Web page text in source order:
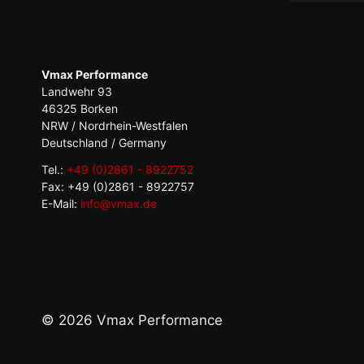
Vmax Performance
Landwehr 93
46325 Borken
NRW / Nordrhein-Westfalen
Deutschland / Germany
Tel.: +49 (0)2861 - 8922752
Fax: +49 (0)2861 - 8922757
E-Mail: info@vmax.de
© 2026 Vmax Performance